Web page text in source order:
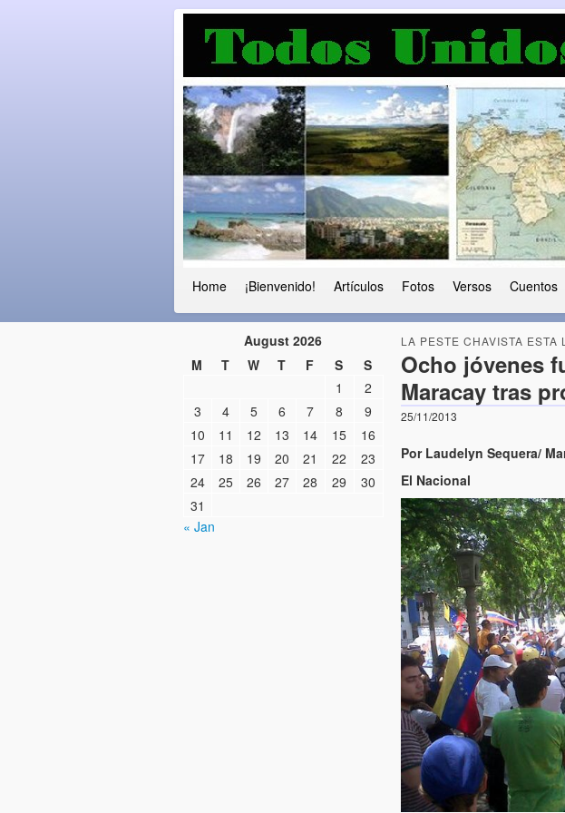
Luchando por la
Fuera el chavismo, la peor peste que le ha caido a esta tierra
Home ¡Bienvenido! Artículos Fotos Versos Cuentos
LA PESTE CHAVISTA ESTA
Ocho jóvenes
Maracay tras
25/11/2013
Por Laudelyn Sequera/
El Nacional
August 2026
M
T W T F S
S
1
2
3
4 5 6 7 8
9
10
11 12 13 14 15
16
17
18 19 20 21 22
23
24
25 26 27 28 29
30
31
« Jan